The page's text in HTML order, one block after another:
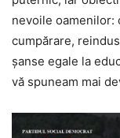
nevoile
cumpărare,
șanse egale la
vă spuneam mai